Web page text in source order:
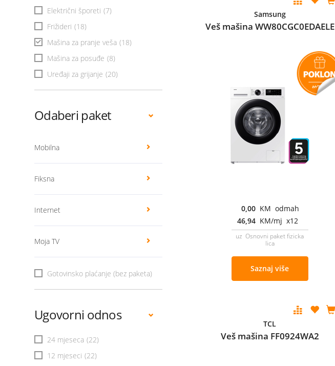
Električni šporeti (7)
Frižideri (18)
Mašina za pranje veša (18)
Mašina za posuđe (8)
Uređaji za grijanje (20)
Odaberi paket
Mobilna
Fiksna
Internet
Moja TV
Gotovinsko plaćanje (bez paketa)
Ugovorni odnos
24 mjeseca (22)
12 mjeseci (22)
Samsung
Veš mašina WW80CGC0EDAELE
0,00 KM odmah
46,94 KM/mj x12
uz Osnovni paket fizicka
lica
Saznaj više
TCL
Veš mašina FF0924WA2